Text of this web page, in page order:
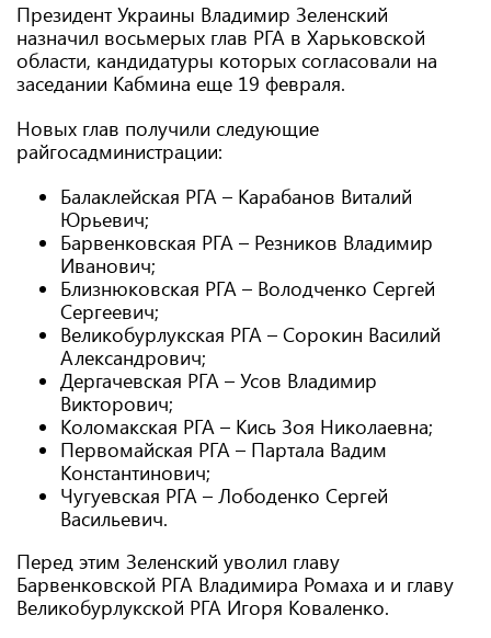
Президент Украины Владимир Зеленский
назначил восьмерых глав РГА в Харьковской
области, кандидатуры которых согласовали на
заседании Кабмина еще 19 февраля.
Новых глав получили следующие
райгосадминистрации:
Балаклейская РГА – Карабанов Виталий
Юрьевич;
Барвенковская РГА – Резников Владимир
Иванович;
Близнюковская РГА – Володченко Сергей
Сергеевич;
Великобурлукская РГА – Сорокин Василий
Александрович;
Дергачевская РГА – Усов Владимир
Викторович;
Коломакская РГА – Кись Зоя Николаевна;
Первомайская РГА – Партала Вадим
Константинович;
Чугуевская РГА – Лободенко Сергей
Васильевич.
Перед этим Зеленский уволил главу
Барвенковской РГА Владимира Ромаха и и главу
Великобурлукской РГА Игоря Коваленко.